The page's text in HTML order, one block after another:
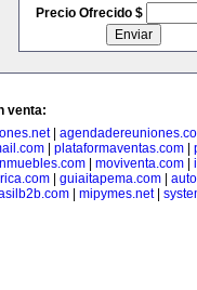
Precio Ofrecido $
venta:
|
| plataformaventas.com|
| moviventa.com|
guiaitapema.com
| mipymes.net|